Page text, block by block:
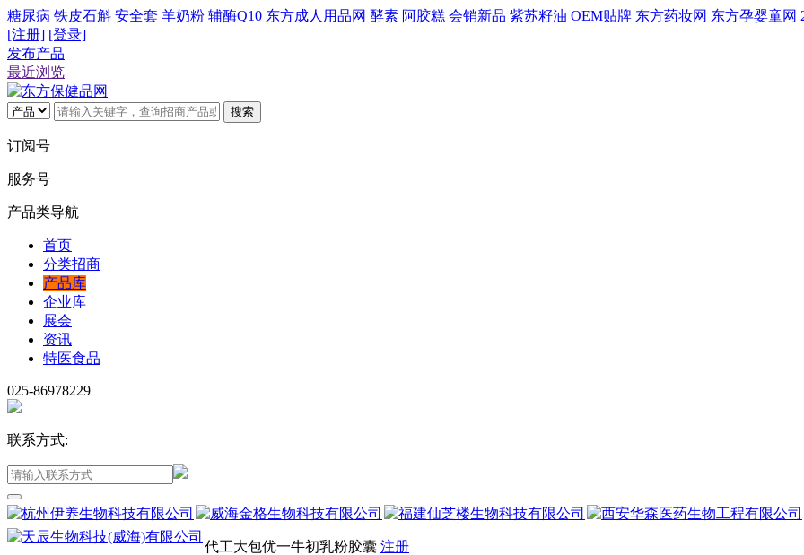
糖尿病 铁皮石斛 安全套 羊奶粉 辅酶Q10 东方成人用品网 酵素 阿胶糕 会销新品 紫苏籽油 OEM贴牌 东方药妆网 东方孕婴童网
[注册] [登录]
发布产品
最近浏览
搜索
订阅号
服务号
产品类导航
首页
分类招商
产品库
企业库
展会
资讯
特医食品
025-86978229
联系方式:
代工大包优一牛初乳粉胶囊 注册